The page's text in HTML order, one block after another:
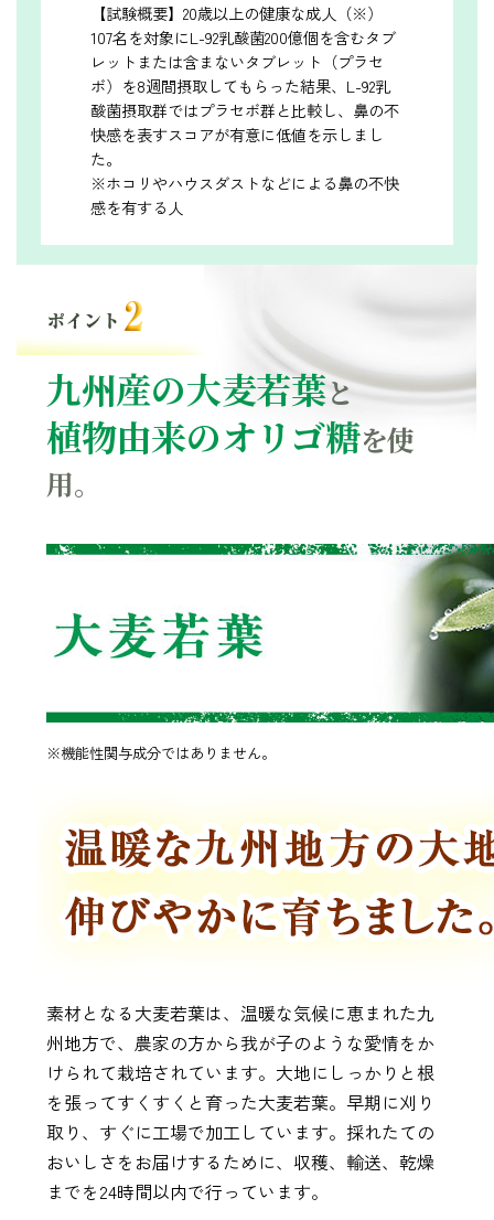
【試験概要】20歳以上の健康な成人（※）
107名を対象にL-92乳酸菌200億個を含むタブ
レットまたは含まないタブレット（プラセ
ボ）を8週間摂取してもらった結果、L-92乳
酸菌摂取群ではプラセボ群と比較し、鼻の不
快感を表すスコアが有意に低値を示しまし
た。
※ホコリやハウスダストなどによる鼻の不快
感を有する人
九州産の大麦若葉と
植物由来のオリゴ糖を使
用。
※機能性関与成分ではありません。
素材となる大麦若葉は、温暖な気候に恵まれた九
州地方で、農家の方から我が子のような愛情をか
けられて栽培されています。大地にしっかりと根
を張ってすくすくと育った大麦若葉。早期に刈り
取り、すぐに工場で加工しています。採れたての
おいしさをお届けするために、収穫、輸送、乾燥
までを24時間以内で行っています。